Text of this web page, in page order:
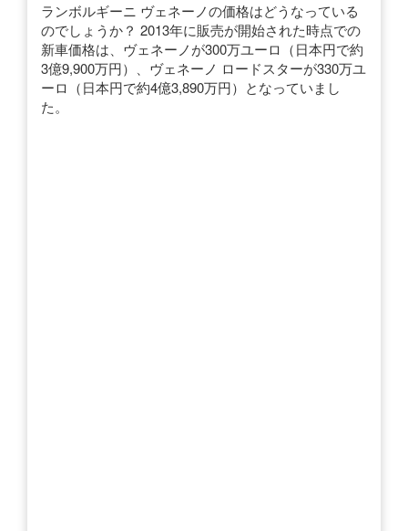
ランボルギーニ ヴェネーノの価格はどうなっている
のでしょうか？ 2013年に販売が開始された時点での
新車価格は、ヴェネーノが300万ユーロ（日本円で約
3億9,900万円）、ヴェネーノ ロードスターが330万ユ
ーロ（日本円で約4億3,890万円）となっていまし
た。